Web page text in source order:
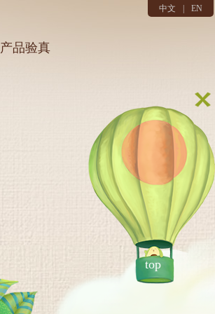
top
产品验真
中文 EN